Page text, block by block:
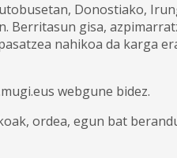
Donostiako,
Berritasun gisa,
nahikoa da karga
webgune bidez.
ordea, egun bat